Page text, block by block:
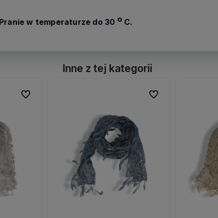
Pranie w temperaturze do 30 oC.
Inne z tej kategorii
Do ulubionych
Do ulubionych Do ulubionych
Do ulubionych